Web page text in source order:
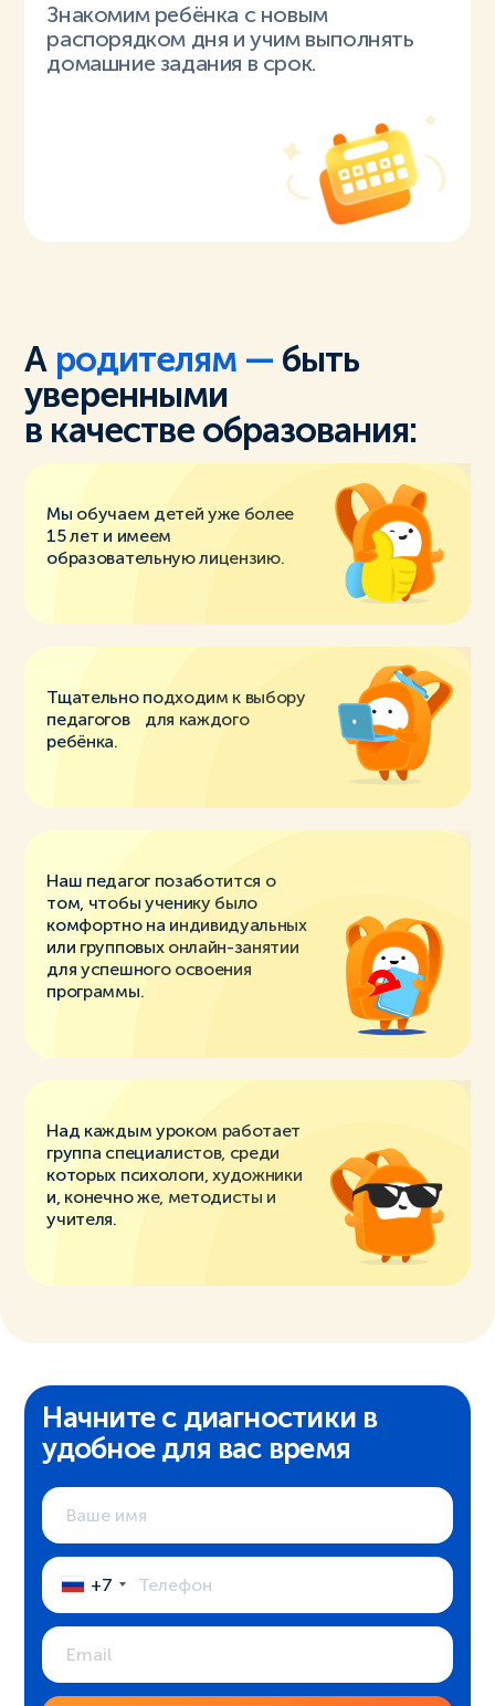
Знакомим ребёнка с новым
распорядком дня и учим выполнять
домашние задания в срок.
А родителям — быть
уверенными
в качестве образования:
Мы обучаем детей уже более
15 лет и имеем
образовательную лицензию.
Тщательно подходим к выбору
педагогов для каждого
ребёнка.
Наш педагог позаботится о
том, чтобы ученику было
комфортно на индивидуальных
или групповых онлайн-занятии
для успешного освоения
программы.
Над каждым уроком работает
группа специалистов, среди
которых психологи, художники
и, конечно же, методисты и
учителя.
Начните с диагностики в
удобное для вас время
+7